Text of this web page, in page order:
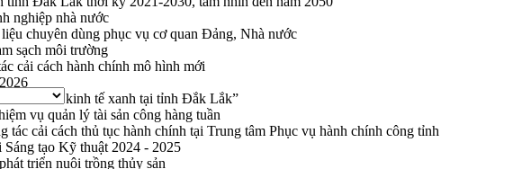
nghiệp nhà nước
chuyên dùng phục vụ cơ quan Đảng, Nhà nước
sạch môi trường
cải cách hành chính mô hình mới
triển nền kinh tế xanh tại tỉnh Đắk Lắk”
vụ quản lý tài sản công hàng tuần
tác cải cách thủ tục hành chính tại Trung tâm Phục vụ hành chính công tỉnh
tạo Kỹ thuật 2024 - 2025
triển nuôi trồng thủy sản